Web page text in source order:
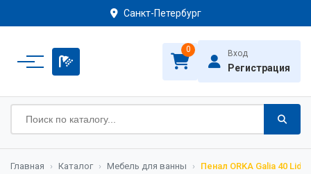
Санкт-Петербург
0 Вход
Регистрация
Главная › Каталог › Мебель для ванны › Пенал ORKA Galia 40